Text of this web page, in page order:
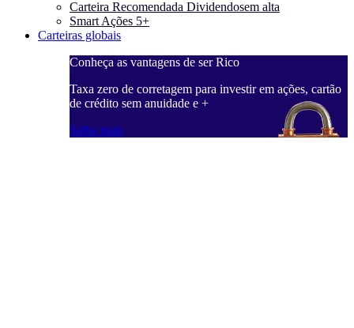
Carteira Recomendada Dividendosem alta
Smart Ações 5+
Carteiras globais
Conheça as vantagens de ser Rico
Taxa zero de corretagem para investir em ações, cartão
de crédito sem anuidade e +
Saiba mais